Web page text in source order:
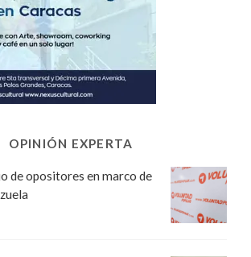
OPINIÓN EXPERTA
de opositores en marco de